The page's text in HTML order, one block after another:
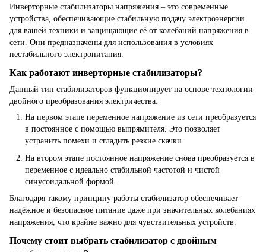
Инверторные стабилизаторы напряжения – это современные
устройства, обеспечивающие стабильную подачу электроэнергии
для вашей техники и защищающие её от колебаний напряжения в
сети. Они предназначены для использования в условиях
нестабильного электропитания.
Как работают инверторные стабилизаторы?
Данный тип стабилизаторов функционирует на основе технологии
двойного преобразования электричества:
На первом этапе переменное напряжение из сети преобразуется
в постоянное с помощью выпрямителя. Это позволяет
устранить помехи и сгладить резкие скачки.
На втором этапе постоянное напряжение снова преобразуется в
переменное с идеально стабильной частотой и чистой
синусоидальной формой.
Благодаря такому принципу работы стабилизатор обеспечивает
надёжное и безопасное питание даже при значительных колебаниях
напряжения, что крайне важно для чувствительных устройств.
Почему стоит выбрать стабилизатор с двойным